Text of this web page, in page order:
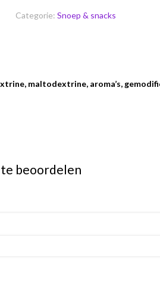
Categorie: Snoep & snacks
maltodextrine, aroma’s,
te beoordelen